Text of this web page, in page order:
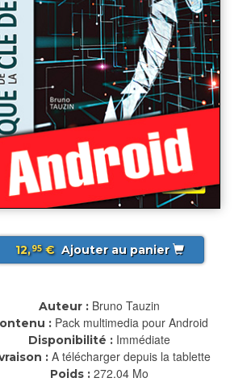
12,95€ Ajouter au panier
Auteur : Bruno Tauzin
: Pack multimedia pour Android
Disponibilité : Immédiate
: A télécharger depuis la tablette
Poids : 272.04 Mo